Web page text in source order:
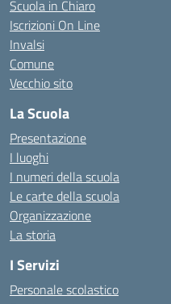
Scuola in Chiaro
Iscrizioni On Line
Invalsi
Comune
Vecchio sito
La Scuola
Presentazione
I luoghi
I numeri della scuola
Le carte della scuola
Organizzazione
La storia
I Servizi
Personale scolastico